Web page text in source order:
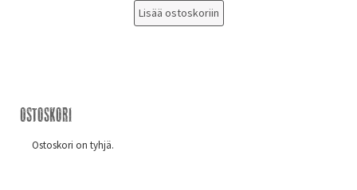
Lisää ostoskoriin
Ostoskori
Ostoskori on tyhjä.